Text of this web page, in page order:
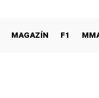
MAGAZÍN F1